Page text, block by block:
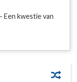
Een kwestie van